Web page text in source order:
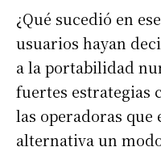
¿Qué sucedió en
usuarios hayan
a la portabilidad
fuertes estrategias
las operadoras que
alternativa un